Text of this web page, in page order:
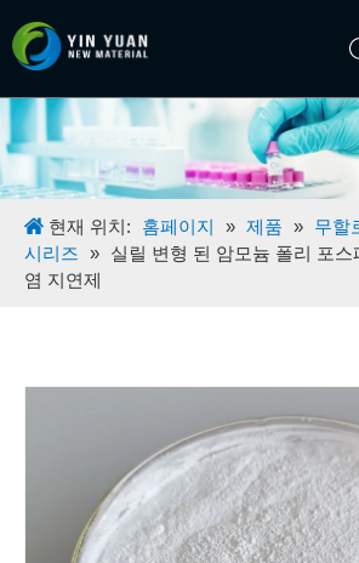
현재 위치: 홈페이지 » 제품 » 무할
시리즈 » 실릴 변형 된 암모늄 폴리 포
염 지연제